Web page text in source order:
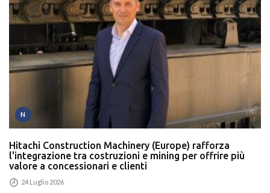
N
Hitachi Construction Machinery (Europe) rafforza
l'integrazione tra costruzioni e mining per offrire più
valore a concessionari e clienti
24 Luglio 2026